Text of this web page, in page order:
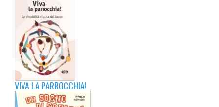
VIVA LA PARROCCHIA!